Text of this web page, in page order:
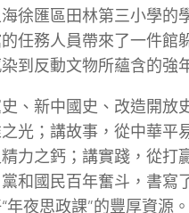
徐匯區田林第三小學的
任務人員帶來了一件
到反動文物所蘊含的強
、新中國史、改造開放
光；講故事，從中華
力之鈣；講實踐，從打
和國民百年奮斗，書寫
年夜思政課”的豐厚資源。